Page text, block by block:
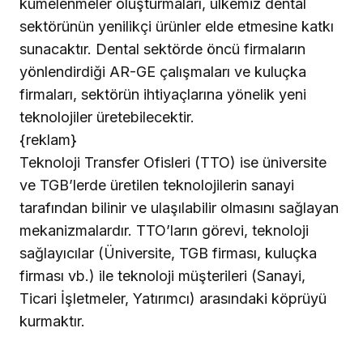
kümelenmeler oluşturmaları, ülkemiz dental
sektörünün yenilikçi ürünler elde etmesine katkı
sunacaktır. Dental sektörde öncü firmaların
yönlendirdiği AR-GE çalışmaları ve kuluçka
firmaları, sektörün ihtiyaçlarına yönelik yeni
teknolojiler üretebilecektir.
{reklam}
Teknoloji Transfer Ofisleri (TTO) ise üniversite
ve TGB’lerde üretilen teknolojilerin sanayi
tarafından bilinir ve ulaşılabilir olmasını sağlayan
mekanizmalardır. TTO’ların görevi, teknoloji
sağlayıcılar (Üniversite, TGB firması, kuluçka
firması vb.) ile teknoloji müşterileri (Sanayi,
Ticari İşletmeler, Yatırımcı) arasındaki köprüyü
kurmaktır.